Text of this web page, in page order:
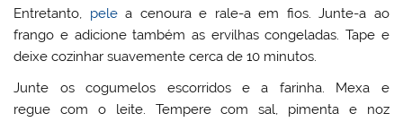
Entretanto, pelea cenoura e rale-a em fios. Junte-a ao
frango e adicione também as ervilhas congeladas. Tape e
deixe cozinhar suavemente cerca de 10 minutos.
Junte os cogumelos escorridos e a farinha. Mexa e
regue com o leite. Tempere com sal, pimenta e noz